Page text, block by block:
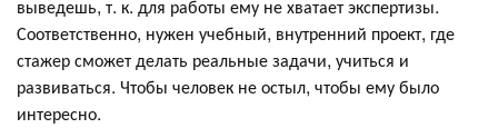
выведешь, т. к. для работы ему не хватает экспертизы.
Соответственно, нужен учебный, внутренний проект, где
стажер сможет делать реальные задачи, учиться и
развиваться. Чтобы человек не остыл, чтобы ему было
интересно.